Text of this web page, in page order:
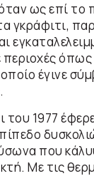
ως επί το
γκράφιτι,
περιοχές
έγινε
του 1977
που
Με τις